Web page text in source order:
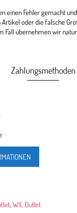
einen Fehler gemacht
Artikel oder die falsche
Fall übernehmen wir
Zahlungsmethoden
,WIL Outlet